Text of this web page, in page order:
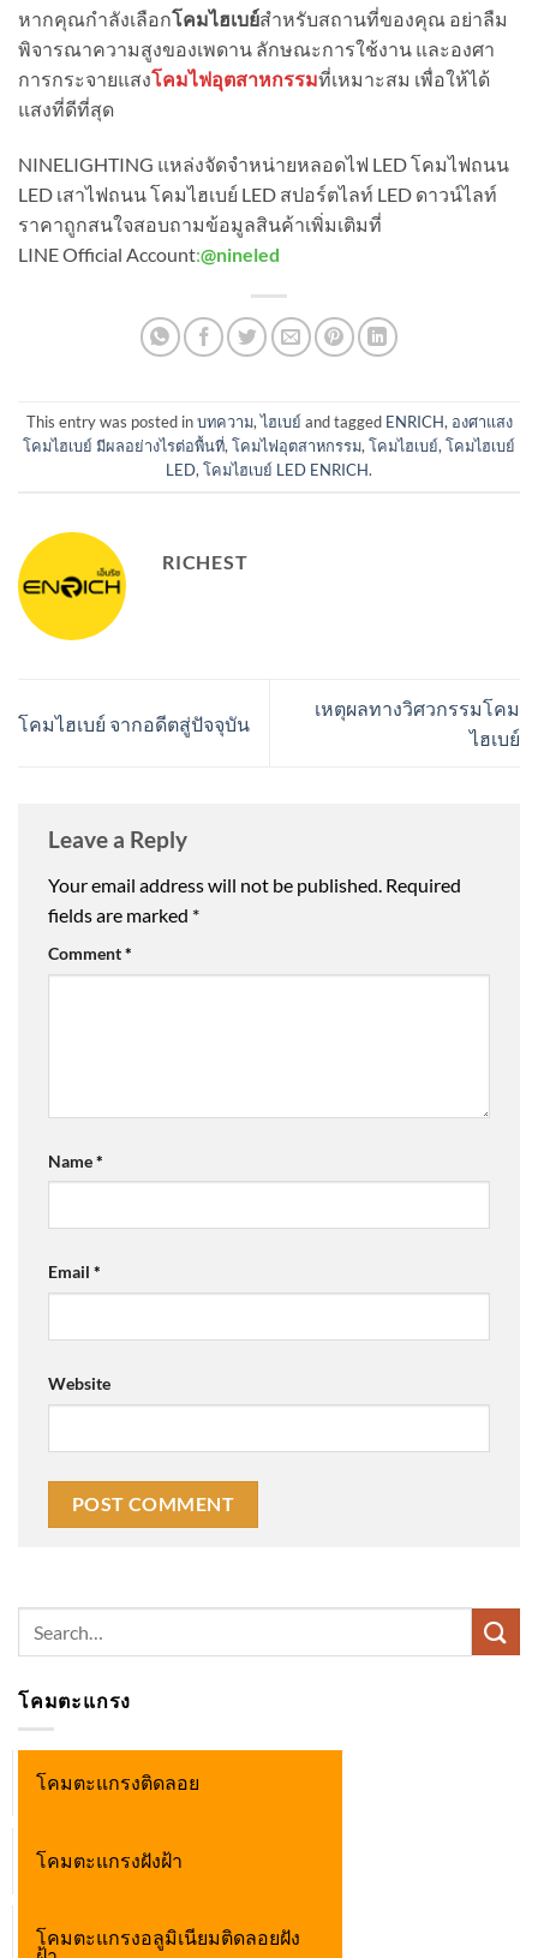
หากคุณกำลังเลือกโคมไฮเบย์สำหรับสถานที่ของคุณ อย่าลืม
พิจารณาความสูงของเพดาน ลักษณะการใช้งาน และองศา
การกระจายแสงโคมไฟอุตสาหกรรมที่เหมาะสม เพื่อให้ได้
แสงที่ดีที่สุด
NINELIGHTING แหล่งจัดจำหน่ายหลอดไฟ LED โคมไฟถนน
LED เสาไฟถนน โคมไฮเบย์ LED สปอร์ตไลท์ LED ดาวน์ไลท์
ราคาถูกสนใจสอบถามข้อมูลสินค้าเพิ่มเติมที่
LINE Official Account:@nineled
This entry was posted inบทความ,ไฮเบย์ and tagged ENRICH, องศาแสง
โคมไฮเบย์ มีผลอย่างไรต่อพื้นที่,โคมไฟอุตสาหกรรม,โคมไฮเบย์,โคมไฮเบย์
LED,โคมไฮเบย์ LED ENRICH.
RICHEST
โคมไฮเบย์ จากอดีตสู่ปัจจุบัน
เหตุผลทางวิศวกรรมโคม
ไฮเบย์
Leave a Reply
Your email address will not be published. Required
fields are marked *
Comment*
Name*
Email *
Website
โคมตะแกรง
โคมตะแกรงติดลอย
โคมตะแกรงฝังฝ้า
โคมตะแกรงอลูมิเนียมติดลอยฝัง